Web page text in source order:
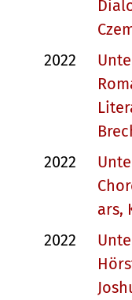
2022
2022
ars,
2022